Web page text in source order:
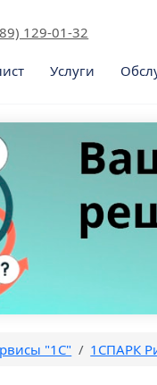
129-01-32
Услуги
"1С" 1СПАРК